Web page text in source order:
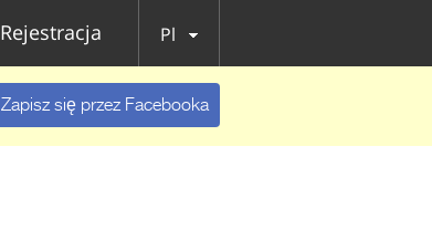
Rejestracja Pl
Zapisz się przez Facebooka